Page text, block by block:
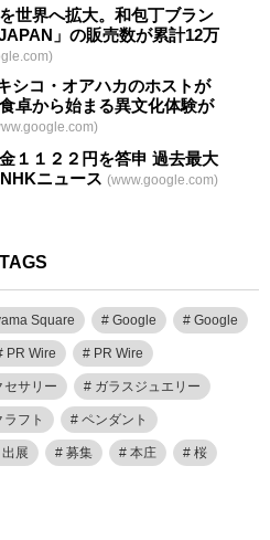
を世界へ拡大。和包丁ブラン
」の販売数が累計12万
シコ・オアハカのホストが
卓から始まる異文化体験が
１１２２円を答申 過去最大
ニュース (www.google.com)
TAGS
Square Google Google
PR Wire PR Wire
セサリー ガラスジュエリー
ラフト ペンダント
出展 募集 本庄 桜